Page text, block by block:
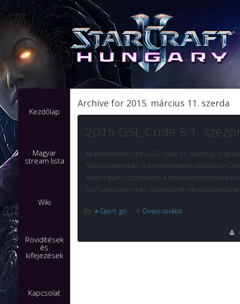
Kezdőlap
Magyar
stream lista
Wiki
Rövidítések
és
kifejezések
Kapcsolat
Archive for 2015. március 11. szerda
2015 GSL Code S 1.
Az elődöntőkhöz ért a GSL Code S 1. szezonja is, az
Twitch csatornáján. A kommentátorok továbbra is Dan
akkor ingyen visszanézheti a mérkőzéssorozatok
YouTube csatornáján. Az elődöntő
e-Sport, gsl Olvass tovább